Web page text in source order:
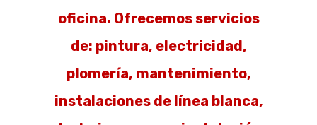
oficina. Ofrecemos servicios
de: pintura, electricidad,
plomería, mantenimiento,
instalaciones de línea blanca,